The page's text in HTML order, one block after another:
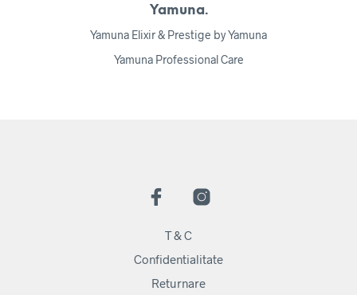
Yamuna.
Yamuna Elixir & Prestige by Yamuna
Yamuna Professional Care
T & C
Confidentialitate
Returnare